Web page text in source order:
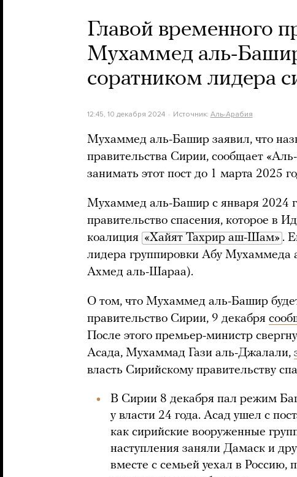
Главой временного
Мухаммед аль-
соратником лидера
12:45, 10 декабря 2024 Источник: Аль-Арабия
Мухаммед аль-Башир заявил, что
правительства Сирии, сообщает
занимать этот пост до 1 марта 2025
Мухаммед аль-Башир с января 2024
правительство спасения, которое в
коалиция «Хайят Тахрир аш-Шам» .
лидера группировки Абу
Ахмед аль-Шараа).
О том, что Мухаммед аль-Башир
правительство Сирии, 9 декабря
После этого премьер-министр
Асада, Мухаммад Гази аль-Джалали,
власть Сирийскому правительству
В Сирии 8 декабря пал режим
у власти 24 года. Асад ушел с
как сирийские вооруженные
наступления заняли Дамаск и
вместе с семьей уехал в